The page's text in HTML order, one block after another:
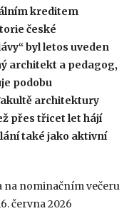
kreditem
české
byl letos uveden
architekt a pedagog,
podobu
architektury
přes třicet let hájí
také jako aktivní
na nominačním večeru
června 2026